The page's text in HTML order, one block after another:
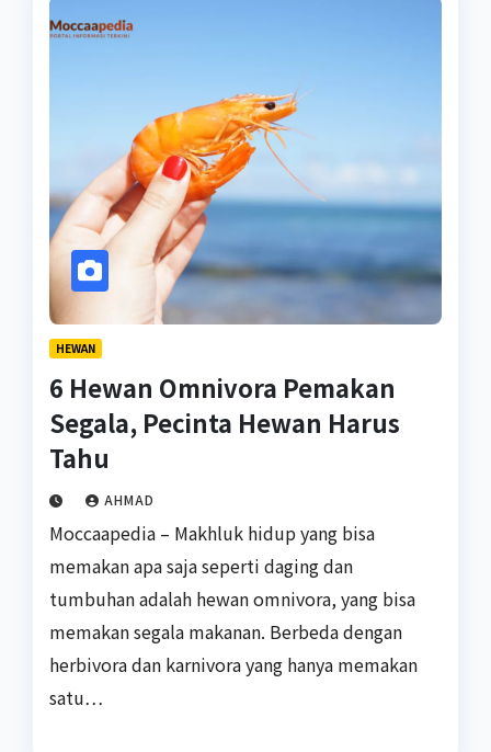
HEWAN
6 Hewan Omnivora Pemakan
Segala, Pecinta Hewan Harus
Tahu
AHMAD
Moccaapedia – Makhluk hidup yang bisa
memakan apa saja seperti daging dan
tumbuhan adalah hewan omnivora, yang bisa
memakan segala makanan. Berbeda dengan
herbivora dan karnivora yang hanya memakan
satu…